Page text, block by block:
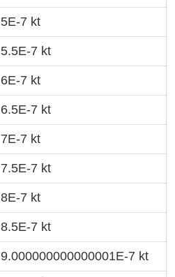
5E-7 kt
5.5E-7 kt
6E-7 kt
6.5E-7 kt
7E-7 kt
7.5E-7 kt
8E-7 kt
8.5E-7 kt
9.000000000000001E-7 kt